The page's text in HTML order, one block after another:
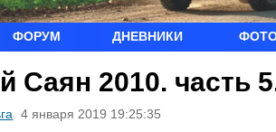
ФОРУМ ДНЕВНИКИ
Саян 2010. часть
4 января 2019 19:25:35